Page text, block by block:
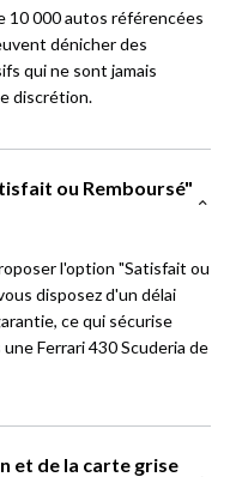
10 000 autos référencées
dénicher des
qui ne sont jamais
discrétion.
ou Remboursé"
l'option "Satisfait ou
disposez d'un délai
ce qui sécurise
Ferrari 430 Scuderia de
et de la carte grise